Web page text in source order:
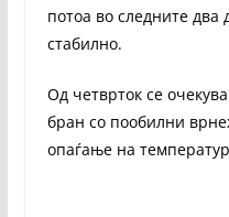
потоа во следните
стабилно.
Од четврток се
бран со пообилни
опаѓање на